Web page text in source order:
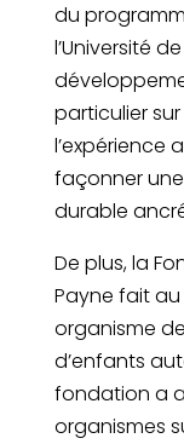
du
l’Université
particulier
l’expérience
façonner
durable
De plus, la
Payne fait
organisme
d’enfants
fondation a
organismes